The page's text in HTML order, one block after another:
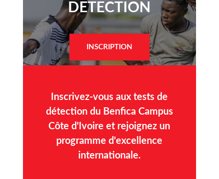
DETECTION​
INSCRIPTION
Inscrivez-vous aux tests de
détection du Benfica Campus
Côte d'Ivoire et rejoignez un
programme d'excellence
internationale.